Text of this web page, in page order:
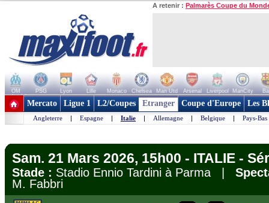
A retenir : Palmarès Coupe du
OM PSG Lyon Lille Monaco Chelsea Man Utd Arsenal Liverpool ManCity
+ de clubs
Mercato Ligue 1 L2/Coupes Etranger Coupe d'Europe Les
Angleterre | Espagne | Italie | Allemagne | Belgique | Pays-Bas
Sam. 21 Mars 2026, 15h00 - ITALIE -
Stade : Stadio Ennio Tardini à Parma |
M. Fabbri